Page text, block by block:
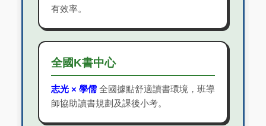
有效率。
全國K書中心
志光 × 學儒 全國據點舒適讀書環境，班導
師協助讀書規劃及課後小考。